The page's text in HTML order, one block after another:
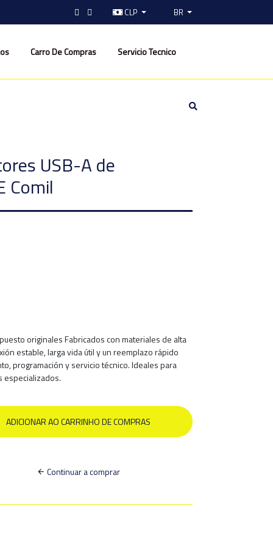
CLP BR
Carro De Compras Servicio Tecnico
USB-A de
Comil
originales Fabricados con materiales de alta
estable, larga vida útil y un reemplazo rápido
programación y servicio técnico. Ideales para
especializados.
Continuar a comprar